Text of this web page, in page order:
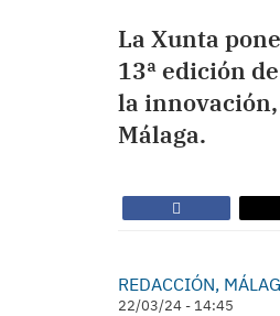
La Xunta
13ª edición
la innovación,
Málaga.
REDACCIÓN,
22/03/24 - 14:45